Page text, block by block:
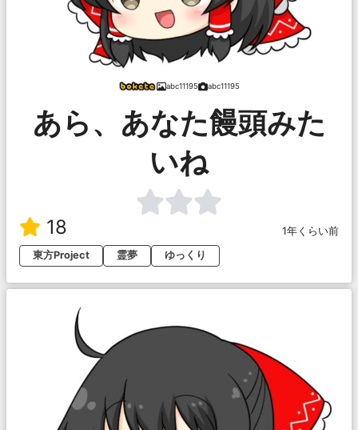
abc11195 abc11195
あら、あなた饅頭みた
いね
18
1年くらい前
東方Project
霊夢 ゆっくり